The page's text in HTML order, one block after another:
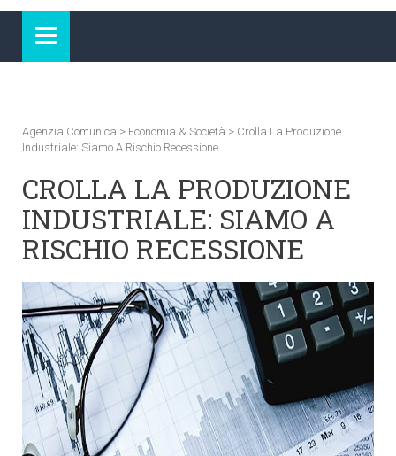
Agenzia Comunica > Economia & Società > Crolla La Produzione
Industriale: Siamo A Rischio Recessione
CROLLA LA PRODUZIONE
INDUSTRIALE: SIAMO A
RISCHIO RECESSIONE